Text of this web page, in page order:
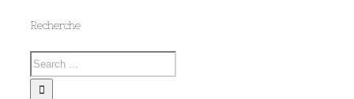
Recherche